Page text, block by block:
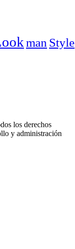
man Style
los derechos
y administración